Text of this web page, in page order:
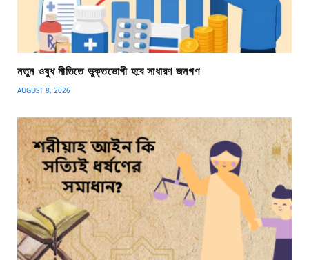
নতুন ওষুধ নীতিতে ভুক্তভোগী হবে সাধারণ জনগণ
AUGUST 8, 2026